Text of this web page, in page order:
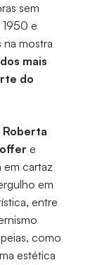
sem
1950 e
na mostra
mais
do
Roberta
e
em cartaz
em
entre
como
estética